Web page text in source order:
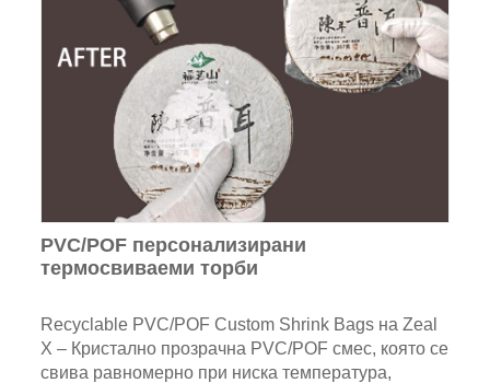
PVC/POF персонализирани
термосвиваеми торби
Recyclable PVC/POF Custom Shrink Bags на Zeal
X – Кристално прозрачна PVC/POF смес, която се
свива равномерно при ниска температура,